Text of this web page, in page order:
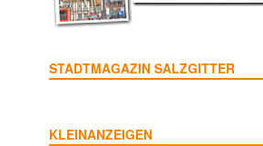
STADTMAGAZIN SALZGITTER
KLEINANZEIGEN